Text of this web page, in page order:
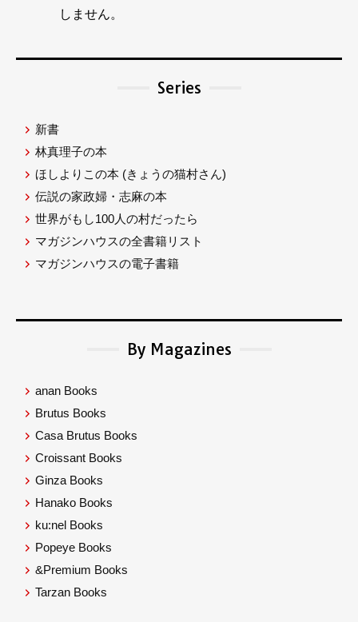
しません。
Series
新書
林真理子の本
ほしよりこの本 (きょうの猫村さん)
伝説の家政婦・志麻の本
世界がもし100人の村だったら
マガジンハウスの全書籍リスト
マガジンハウスの電子書籍
By Magazines
anan Books
Brutus Books
Casa Brutus Books
Croissant Books
Ginza Books
Hanako Books
ku:nel Books
Popeye Books
&Premium Books
Tarzan Books